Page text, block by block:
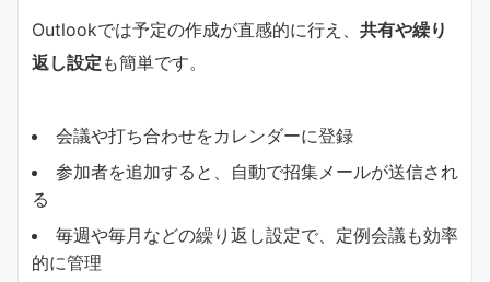
Outlookでは予定の作成が直感的に行え、 共有や繰り
返し設定 も簡単です。
会議や打ち合わせをカレンダーに登録
参加者を追加すると、自動で招集メールが送信され
る
毎週や毎月などの繰り返し設定で、定例会議も効率
的に管理